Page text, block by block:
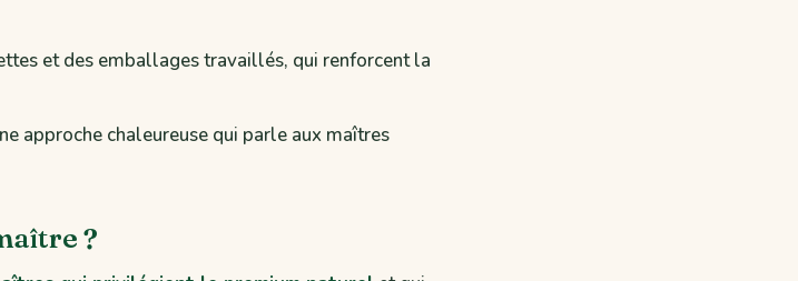
et des emballages travaillés, qui renforcent la
approche chaleureuse qui parle aux maîtres
?